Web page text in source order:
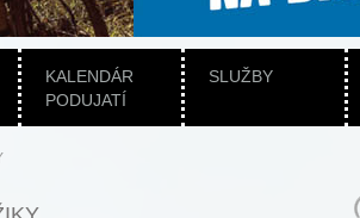
KALENDÁR
PODUJATÍ
SLUŽBY